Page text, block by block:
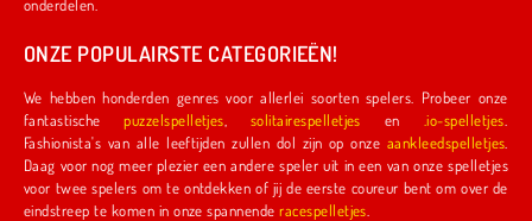
onderdelen.
ONZE POPULAIRSTE CATEGORIEËN!
We hebben honderden genres voor allerlei soorten spelers. Probeer onze
fantastischepuzzelspelletjes solitairespelletjes en .io-spelletjes
Fashionista's van alle leeftijden zullen dol zijn op onze aankleedspelletjes
Daag voor nog meer plezier een andere speler uit in een van onze spelletjes
voor twee spelers om te ontdekken of jij de eerste coureur bent om over de
eindstreep te komen in onze spannenderacespelletjes